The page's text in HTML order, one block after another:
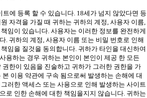
트에 등록 할 수 있습니다. 18세가 넘지 않았다면 등
자격을 가질 때 귀하는 귀하의 계정, 사용자 이름,
임이 있습니다. 사용자는 이러한 정보를 완전하게
. 귀하의 계정, 사용자 이름 또는 비밀 번호로 인해
임을 질것을 동의합니다. 귀하가 타인을 대신하여
용하는 경우 귀하는 본인이 본인이 제공 한 모든
권한이 있음을 진술하고 귀하가 그러한 권한을 가
이용 약관에 구속 됨으로써 발생하는 손해에 대
러한 액세스 또는 사용으로 인해 발생하는 사이트
로 인한 손해에 대한 책임을지지 않습니다. 귀하는